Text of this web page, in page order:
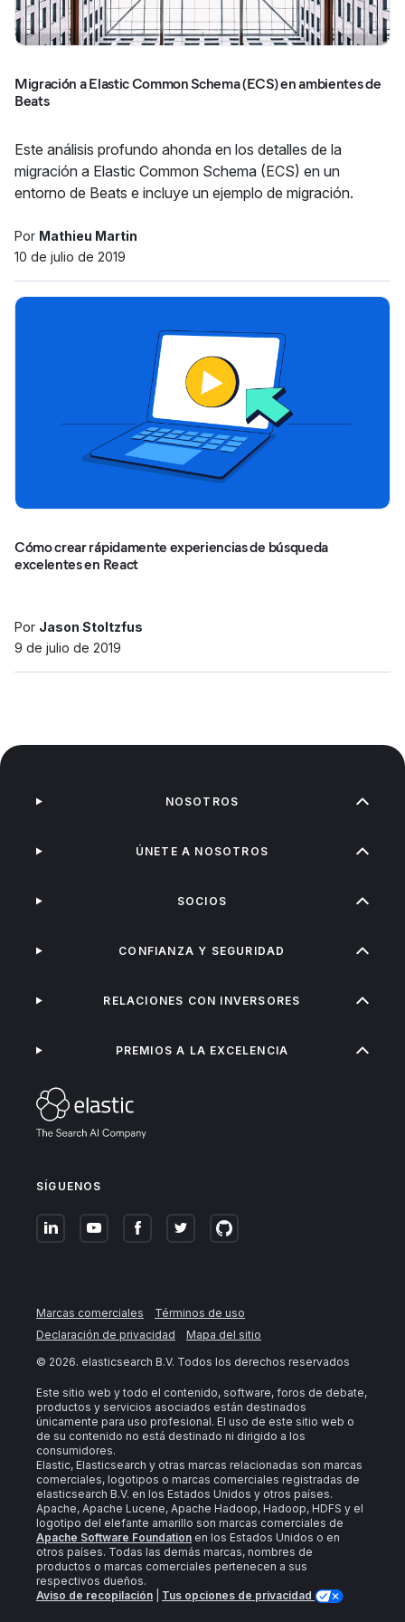
Migración a Elastic Common Schema (ECS) en ambientes de
Beats
Este análisis profundo ahonda en los detalles de la
migración a Elastic Common Schema (ECS) en un
entorno de Beats e incluye un ejemplo de migración.
Por Mathieu Martin
10 de julio de 2019
Cómo crear rápidamente experiencias de búsqueda
excelentes en React
Por Jason Stoltzfus
9 de julio de 2019
SÍGUENOS
NOSOTROS
ÚNETE A NOSOTROS
SOCIOS
CONFIANZA Y SEGURIDAD
RELACIONES CON INVERSORES
PREMIOS A LA EXCELENCIA
Marcas comerciales
Términos de uso
Declaración de privacidad
Mapa del sitio
© 2026. elasticsearch B.V. Todos los derechos reservados
Este sitio web y todo el contenido, software, foros de debate,
productos y servicios asociados están destinados
únicamente para uso profesional. El uso de este sitio web o
de su contenido no está destinado ni dirigido a los
consumidores.
Elastic, Elasticsearch y otras marcas relacionadas son marcas
comerciales, logotipos o marcas comerciales registradas de
elasticsearch B.V. en los Estados Unidos y otros países.
Apache, Apache Lucene, Apache Hadoop, Hadoop, HDFS y el
logotipo del elefante amarillo son marcas comerciales de
Apache Software Foundation en los Estados Unidos o en
otros países. Todas las demás marcas, nombres de
productos o marcas comerciales pertenecen a sus
respectivos dueños.
Aviso de recopilación
Tus opciones de privacidad